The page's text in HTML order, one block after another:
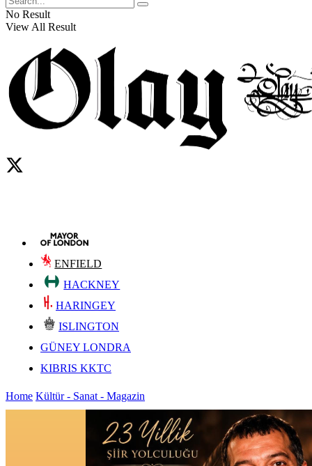
No Result
View All Result
ENFIELD
HACKNEY
HARINGEY
ISLINGTON
GÜNEY LONDRA
KIBRIS KKTC
Home Kültür - Sanat - Magazin